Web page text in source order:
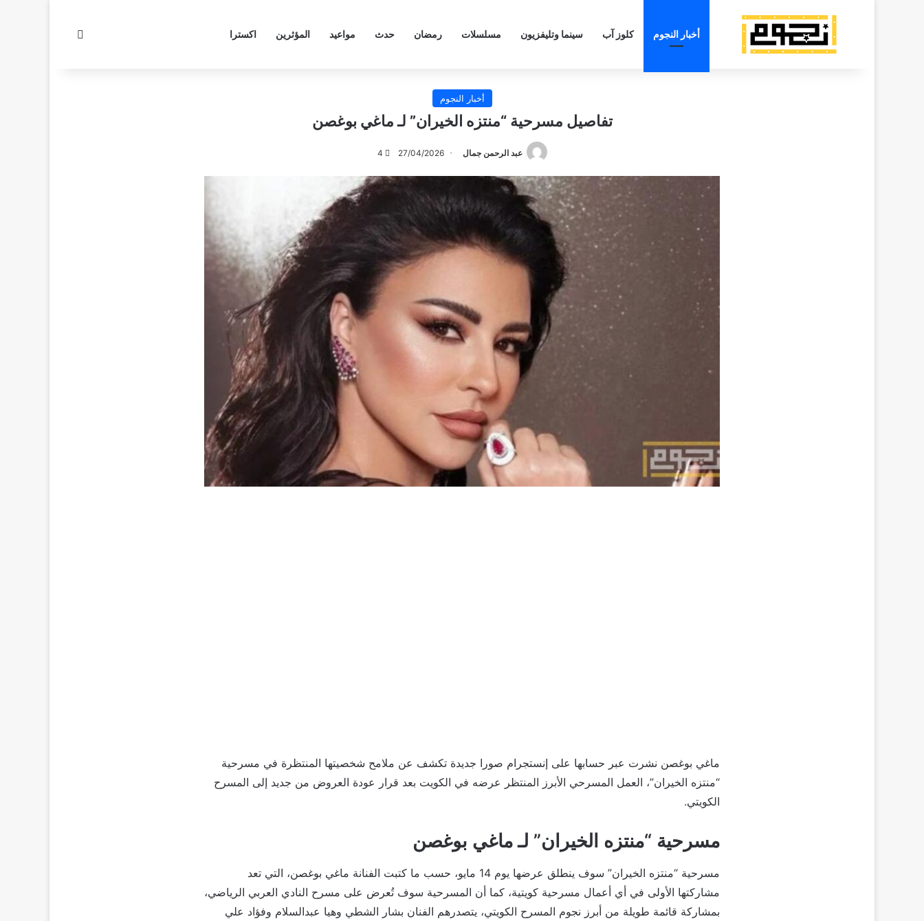
أخبار النجوم كلوز آب سينما وتليفزيون مسلسلات رمضان حدث مواعيد المؤثرين اكسترا
أخبار النجوم
تفاصيل مسرحية “منتزه الخيران” لـ ماغي بوغصن
عبد الرحمن جمال 27/04/2026
4
ماغي بوغصن نشرت عبر حسابها على إنستجرام صورا جديدة تكشف عن ملامح شخصيتها المنتظرة في مسرحية
“منتزه الخيران”، العمل المسرحي الأبرز المنتظر عرضه في الكويت بعد قرار عودة العروض من جديد إلى المسرح
الكويتي.
مسرحية “منتزه الخيران” لـ ماغي بوغصن
مسرحية “منتزه الخيران” سوف ينطلق عرضها يوم 14 مايو، حسب ما كتبت الفنانة ماغي بوغصن، التي تعد
مشاركتها الأولى في أي أعمال مسرحية كويتية، كما أن المسرحية سوف تُعرض على مسرح النادي العربي الرياضي،
بمشاركة قائمة طويلة من أبرز نجوم المسرح الكويتي، يتصدرهم الفنان بشار الشطي وهيا عبدالسلام وفؤاد علي